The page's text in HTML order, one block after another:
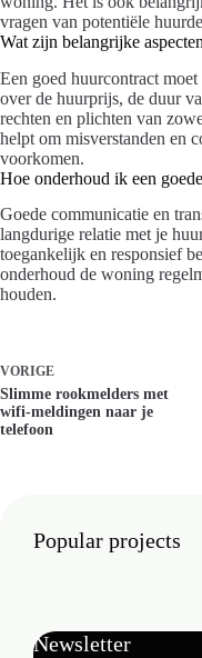
vragen van potentiële
Wat zijn belangrijke
Een goed huurcontract
over de huurprijs, de duur
rechten en plichten van
helpt om misverstanden en
voorkomen.
Hoe onderhoud ik een
Goede communicatie en
langdurige relatie met je
toegankelijk en responsief
onderhoud de woning
houden.
VORIGE
Slimme rookmelders met
wifi-meldingen naar je
telefoon
Popular projects
Newsletter